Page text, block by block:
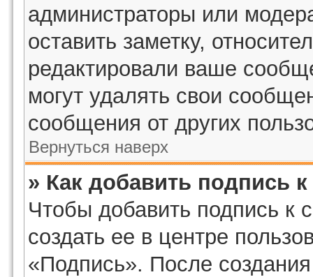
администраторы или
оставить заметку,
редактировали ваше
могут удалять свои
сообщения от других
Вернуться наверх
» Как добавить подпись
Чтобы добавить подпись
создать ее в центре
«Подпись». После